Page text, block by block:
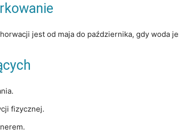
jest od maja do października, gdy woda
fizycznej.